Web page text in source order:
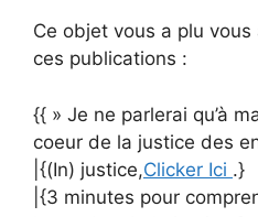
Ce objet vous a plu
ces publications :
{{ » Je ne parlerai qu’à
coeur de la justice des
|{(In) justice,Clicker Ici .}
|{3 minutes pour